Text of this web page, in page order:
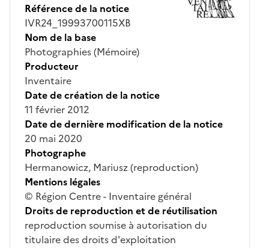
Référence de la notice
IVR24_19993700115XB
Nom de la base
Photographies (Mémoire)
Producteur
Inventaire
Date de création de la notice
11 février 2012
Date de dernière modification de la notice
20 mai 2020
Photographe
Hermanowicz, Mariusz (reproduction)
Mentions légales
© Région Centre - Inventaire général
Droits de reproduction et de réutilisation
reproduction soumise à autorisation du
titulaire des droits d'exploitation